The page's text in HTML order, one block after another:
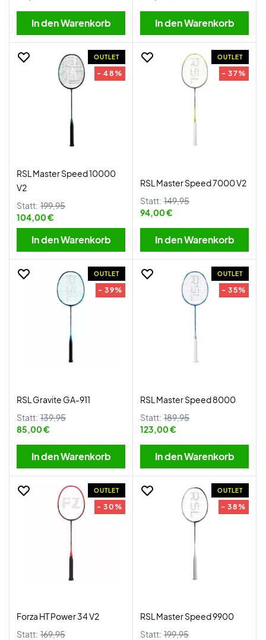
In den Warenkorb In den Warenkorb
OUTLET
- 48%
RSL Master Speed 10000
V2
Statt: 199,95
104,00 €
In den Warenkorb
OUTLET
- 37%
RSL Master Speed 7000 V2
Statt: 149,95
94,00 €
In den Warenkorb
OUTLET
- 39%
RSL Gravite GA-911
Statt: 139,95
85,00 €
In den Warenkorb
OUTLET
- 35%
RSL Master Speed 8000
Statt: 189,95
123,00 €
In den Warenkorb
OUTLET
- 30%
Forza HT Power 34 V2
Statt: 169,95
OUTLET
- 38%
RSL Master Speed 9900
Statt: 199,95